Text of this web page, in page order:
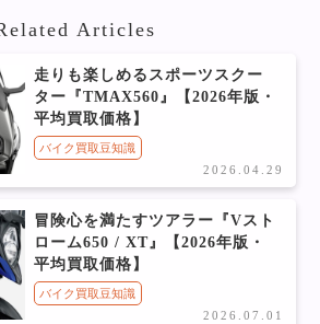
Articles
走りも楽しめるスポーツスクー
ター『TMAX560』【2026年版・
平均買取価格】
バイク買取豆知識
2026.04.29
冒険心を満たすツアラー『Vスト
ローム650 / XT』【2026年版・
平均買取価格】
バイク買取豆知識
2026.07.01